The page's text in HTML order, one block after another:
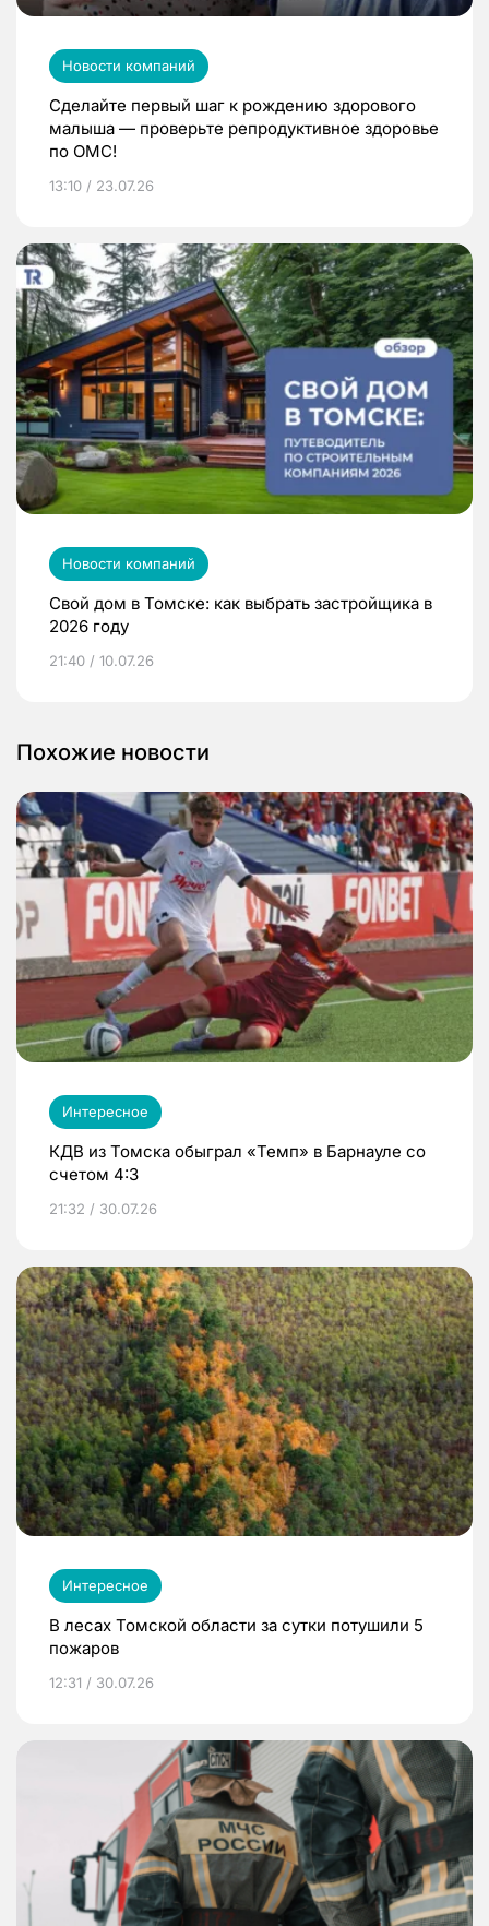
Новости компаний
Сделайте первый шаг к рождению здорового
малыша — проверьте репродуктивное здоровье
по ОМС!
13:10 / 23.07.26
Новости компаний
Свой дом в Томске: как выбрать застройщика в
2026 году
21:40 / 10.07.26
Похожие новости
Интересное
КДВ из Томска обыграл «Темп» в Барнауле со
счетом 4:3
21:32 / 30.07.26
Интересное
В лесах Томской области за сутки потушили 5
пожаров
12:31 / 30.07.26